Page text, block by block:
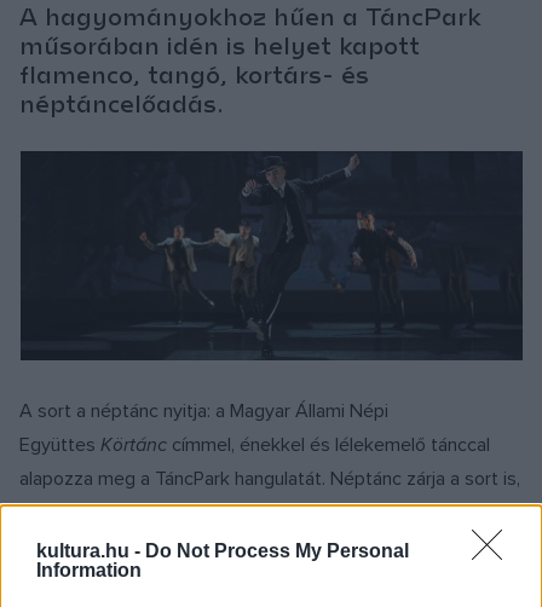
kultura.hu - Do Not Process My Personal
Information
A hagyományokhoz hűen a TáncPark
műsorában idén is helyet kapott
flamenco, tangó, kortárs- és
néptáncelőadás.
A sort a néptánc nyitja: a Magyar Állami Népi
Együttes Körtánc címmel, énekkel és lélekemelő tánccal
alapozza meg a TáncPark hangulatát. Néptánc zárja a sort is,
a Magyar Nemzeti TáncegyüttesKárpátok
visszhangjacímmel egy lendületes és sokszínű
folklórválogatással érkezik. Még két nyárest magyar